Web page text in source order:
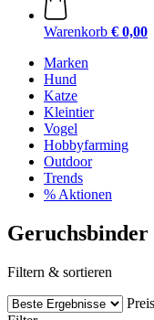
Warenkorb € 0,00
Marken
Hund
Katze
Kleintier
Vogel
Hobbyfarming
Outdoor
Trends
% Aktionen
Filtern & sortieren
Preis